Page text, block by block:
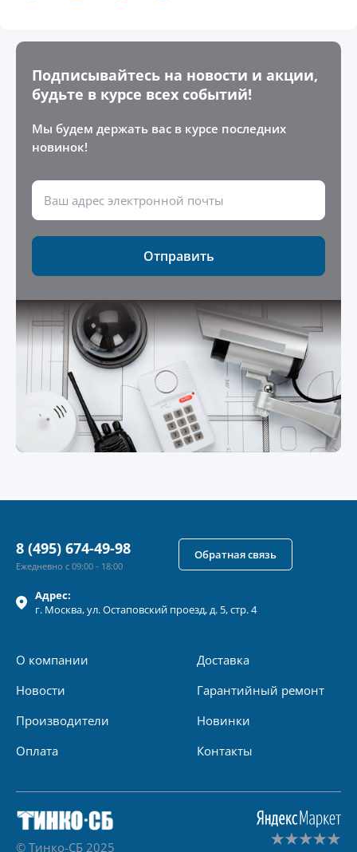
Подписывайтесь на новости и акции,
будьте в курсе всех событий!
Мы будем держать вас в курсе последних
новинок!
Отправить
Адрес:
г. Москва, ул.Остаповский проезд, д. 5, стр. 4
О компании
Новости
Производители
Оплата
Доставка
Гарантийный ремонт
Новинки
Контакты
8 (495) 674-49-98
Ежедневно с 09:00 - 18:00
Обратная связь
© Тинко-СБ 2025